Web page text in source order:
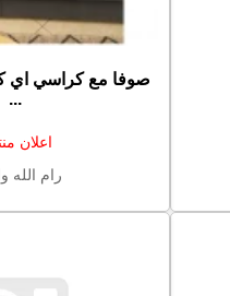
صوفا مع كراسي اي
...
اعلان
رام الله